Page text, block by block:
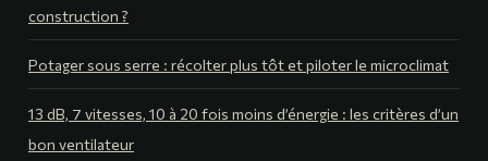
construction ?
Potager sous serre : récolter plus tôt et piloter le microclimat
13 dB, 7 vitesses, 10 à 20 fois moins d’énergie : les critères d’un
bon ventilateur